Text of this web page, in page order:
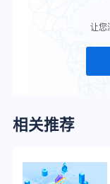
让您
相关推荐